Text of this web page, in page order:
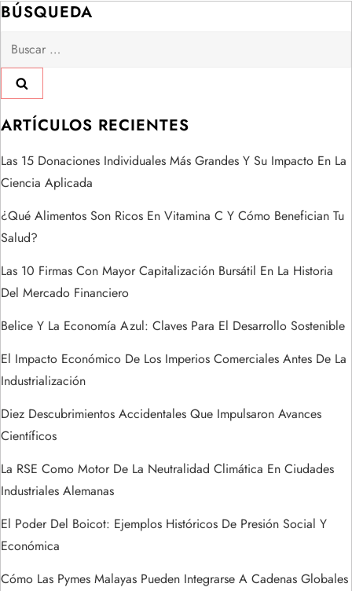
g
a
c
i
ó
n
d
e
e
n
t
r
a
d
a
s
BÚSQUEDA
Buscar:
ARTÍCULOS RECIENTES
Las 15 Donaciones Individuales Más Grandes Y Su Impacto En La
Ciencia Aplicada
¿Qué Alimentos Son Ricos En Vitamina C Y Cómo Benefician Tu
Salud?
Las 10 Firmas Con Mayor Capitalización Bursátil En La Historia
Del Mercado Financiero
Belice Y La Economía Azul: Claves Para El Desarrollo Sostenible
El Impacto Económico De Los Imperios Comerciales Antes De La
Industrialización
Diez Descubrimientos Accidentales Que Impulsaron Avances
Científicos
La RSE Como Motor De La Neutralidad Climática En Ciudades
Industriales Alemanas
El Poder Del Boicot: Ejemplos Históricos De Presión Social Y
Económica
Cómo Las Pymes Malayas Pueden Integrarse A Cadenas Globales